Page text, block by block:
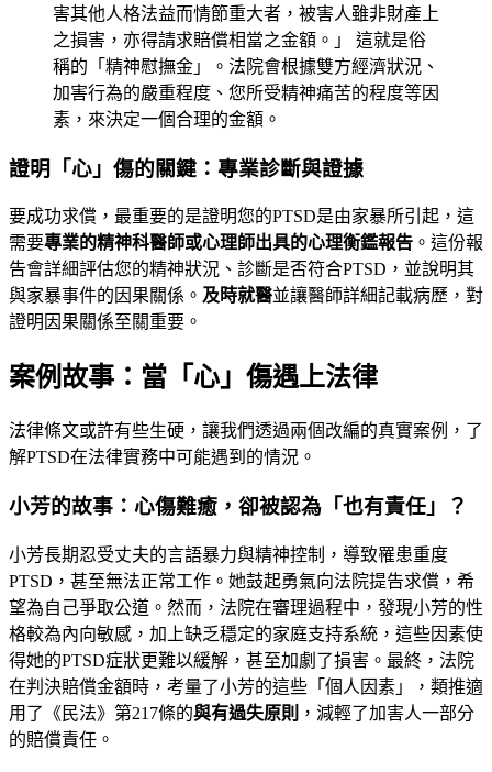
害其他人格法益而情節重大者，被害人雖非財產上
之損害，亦得請求賠償相當之金額。」 這就是俗
稱的「精神慰撫金」。法院會根據雙方經濟狀況、
加害行為的嚴重程度、您所受精神痛苦的程度等因
素，來決定一個合理的金額。
證明「心」傷的關鍵：專業診斷與證據
要成功求償，最重要的是證明您的PTSD是由家暴所引起，這
需要專業的精神科醫師或心理師出具的心理衡鑑報告 。這份報
告會詳細評估您的精神狀況、診斷是否符合PTSD，並說明其
與家暴事件的因果關係。 及時就醫並讓醫師詳細記載病歷，對
證明因果關係至關重要。
案例故事：當「心」傷遇上法律
法律條文或許有些生硬，讓我們透過兩個改編的真實案例，了
解PTSD在法律實務中可能遇到的情況。
小芳的故事：心傷難癒，卻被認為「也有責任」？
小芳長期忍受丈夫的言語暴力與精神控制，導致罹患重度
PTSD，甚至無法正常工作。她鼓起勇氣向法院提告求償，希
望為自己爭取公道。然而，法院在審理過程中，發現小芳的性
格較為內向敏感，加上缺乏穩定的家庭支持系統，這些因素使
得她的PTSD症狀更難以緩解，甚至加劇了損害。最終，法院
在判決賠償金額時，考量了小芳的這些「個人因素」，類推適
用了《民法》第217條的與有過失原則 ，減輕了加害人一部分
的賠償責任。